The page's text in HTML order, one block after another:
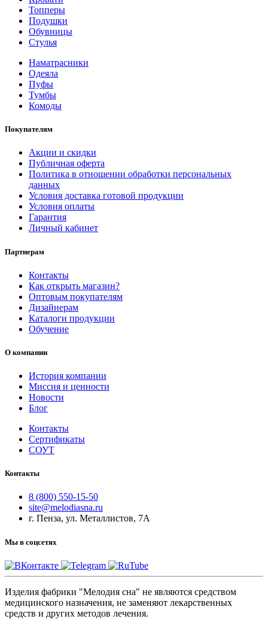
Топперы
Подушки
Обувницы
Стулья
Наматрасники
Одеяла
Пуфы
Тумбы
Комоды
Покупателям
Акции и скидки
Публичная оферта
Политика в отношении обработки персональных
данных
Условия доставка готовой продукции
Условия оплаты
Гарантия
Личный кабинет
Партнерам
Контакты
Как открыть магазин?
Оптовым покупателям
Дизайнерам
Каталоги продукции
Обучение
О компании
История компании
Миссия и ценности
Новости
Блог
Контакты
Сертификаты
СОУТ
Контакты
8 (800) 550-15-50
site@melodiasna.ru
г. Пенза, ул. Металлистов, 7А
Мы в соцсетях
Изделия фабрики "Мелодия сна" не являются средством
медицинского назначения, не заменяют лекарственных
средств и других методов лечения.